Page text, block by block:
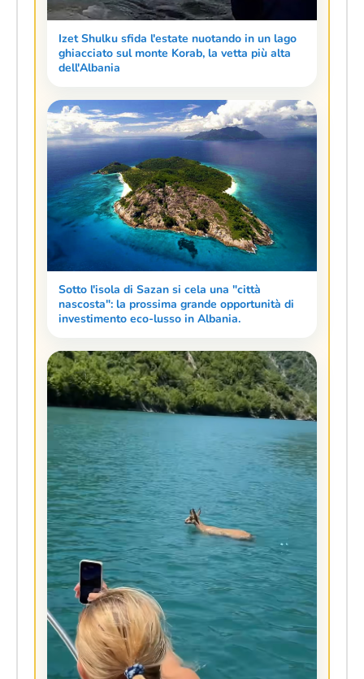
Izet Shulku sfida l'estate nuotando in un lago
ghiacciato sul monte Korab, la vetta più alta
dell'Albania
Sotto l'isola di Sazan si cela una "città
nascosta": la prossima grande opportunità di
investimento eco-lusso in Albania.